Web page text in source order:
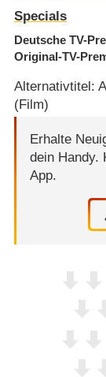
Specials
Deutsche TV-
Original-TV-
Alternativtitel:
(Film)
Erhalte
dein Handy.
App.